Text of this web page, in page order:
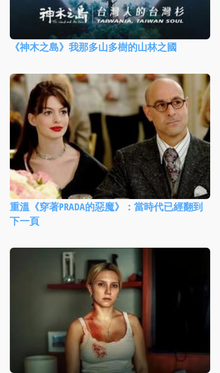
《神木之島》我那多山多樹的山林之國
重溫《穿著PRADA的惡魔》：當時代已經翻到
下一頁